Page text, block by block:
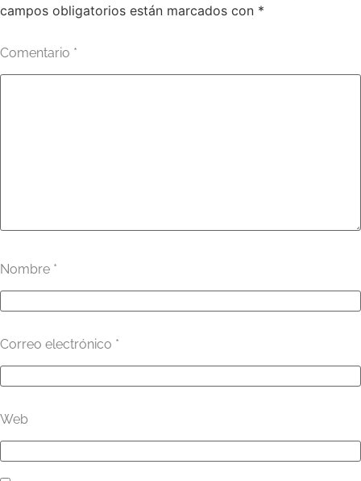
campos obligatorios están marcados con *
Comentario *
Nombre *
Correo electrónico *
Web